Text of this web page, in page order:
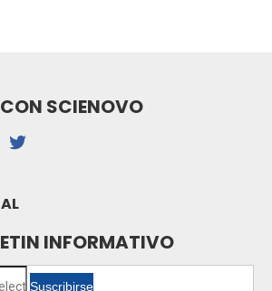
SCIENOVO
INFORMATIVO
Suscribirse